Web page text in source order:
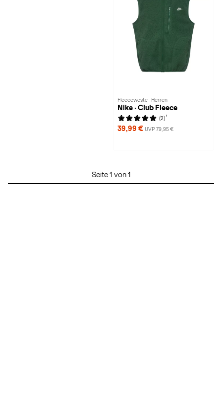
Fleeceweste · Herren
Nike · Club Fleece
(2) 1
39,99 € UVP 79,95 €
Seite 1 von 1